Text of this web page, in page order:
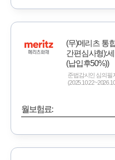
(무)메리츠 통
간편심사형):
(납입후50%))
준법감시인 심의필
월보험료: